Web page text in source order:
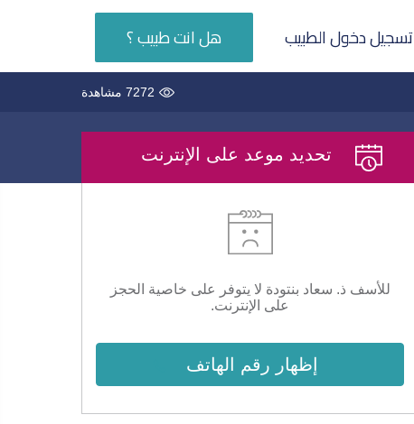
تسجيل دخول الطبيب هل انت طبيب ؟
7272 مشاهدة
تحديد موعد على الإنترنت
للأسف ذ. سعاد بنتودة لا يتوفر على خاصية الحجز
على الإنترنت.
إظهار رقم الهاتف